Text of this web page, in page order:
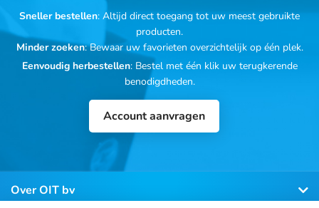
Sneller bestellen: Altijd direct toegang tot uw meest gebruikte
producten.
Minder zoeken: Bewaar uw favorieten overzichtelijk op één plek.
Eenvoudig herbestellen: Bestel met één klik uw terugkerende
benodigdheden.
Account aanvragen
Over OIT bv